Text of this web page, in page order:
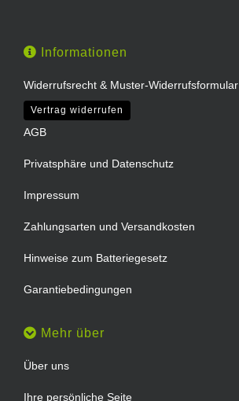
Informationen
Widerrufsrecht & Muster-Widerrufsformular
Vertrag widerrufen
AGB
Privatsphäre und Datenschutz
Impressum
Zahlungsarten und Versandkosten
Hinweise zum Batteriegesetz
Garantiebedingungen
Mehr über
Über uns
Ihre persönliche Seite